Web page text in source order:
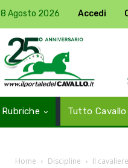
8 Agosto 2026 Accedi
Rubriche Tutto Cavallo
Home Discipline Il